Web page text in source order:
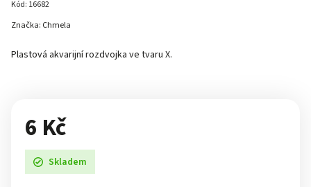
Kód: 16682
Plastová akvarijní rozdvojka ve tvaru X.
Značka: Chmela
6 Kč
Skladem